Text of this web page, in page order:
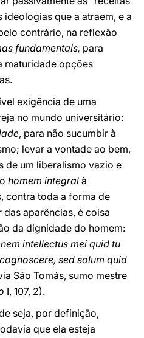
que a atraem, e a
contrário, na reflexão
fundamentais, para
maturidade opções
exigência de uma
no mundo universitário:
, para não sucumbir à
levar a vontade ao bem,
de um liberalismo vazio e
homem integral à
contra toda a forma de
aparências, é coisa
da dignidade do homem:
intellectus mei quid tu
sed solum quid
São Tomás, sumo mestre
I, 107, 2).
seja, por definição,
que ela esteja